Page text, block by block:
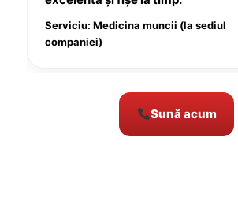
Serviciu: Medicina muncii (la sediul
companiei)
Sună acum